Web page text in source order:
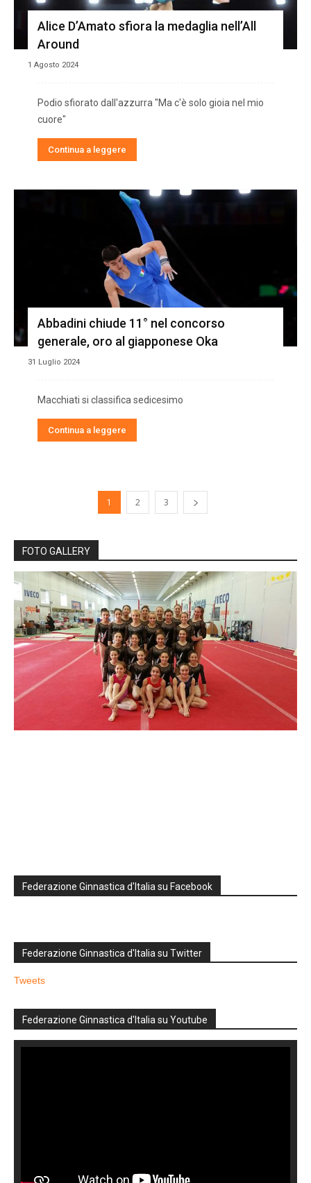
Alice D’Amato sfiora la medaglia nell’All
Around
1 Agosto 2024
Podio sfiorato dall'azzurra "Ma c'è solo gioia nel mio
cuore"
Continua a leggere
Abbadini chiude 11° nel concorso
generale, oro al giapponese Oka
31 Luglio 2024
Macchiati si classifica sedicesimo
Continua a leggere
1 2 3
FOTO GALLERY
Federazione Ginnastica d'Italia su Facebook
Federazione Ginnastica d'Italia su Twitter
Tweets
Federazione Ginnastica d'Italia su Youtube